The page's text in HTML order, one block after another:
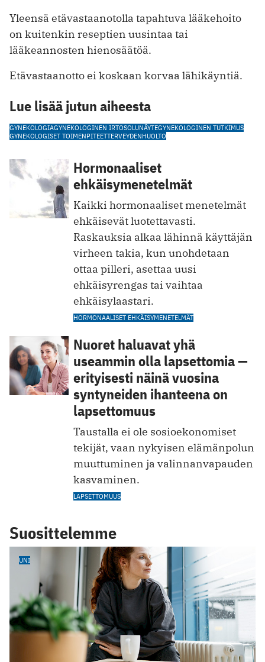
Yleensä etävastaanotolla tapahtuva lääkehoito
on kuitenkin reseptien uusintaa tai
lääkeannosten hienosäätöä.
Etävastaanotto ei koskaan korvaa lähikäyntiä.
Lue lisää jutun aiheesta
GYNEKOLOGIAGYNEKOLOGINEN IRTOSOLUNÄYTEGYNEKOLOGINEN TUTKIMUS
GYNEKOLOGISET TOIMENPITEETTERVEYDENHUOLTO
Hormonaaliset
ehkäisymenetelmät
Kaikki hormonaaliset menetelmät
ehkäisevät luotettavasti.
Raskauksia alkaa lähinnä käyttäjän
virheen takia, kun unohdetaan
ottaa pilleri, asettaa uusi
ehkäisyrengas tai vaihtaa
ehkäisylaastari.
HORMONAALISET EHKÄISYMENETELMÄT
Nuoret haluavat yhä
useammin olla lapsettomia —
erityisesti näinä vuosina
syntyneiden ihanteena on
lapsettomuus
Taustalla ei ole sosioekonomiset
tekijät, vaan nykyisen elämänpolun
muuttuminen ja valinnanvapauden
kasvaminen.
LAPSETTOMUUS
Suosittelemme
UNI